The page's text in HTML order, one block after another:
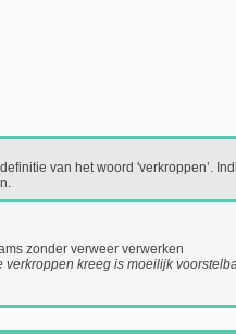
van het woord 'verkroppen’.
zonder verweer verwerken
verkroppen kreeg is moeilijk